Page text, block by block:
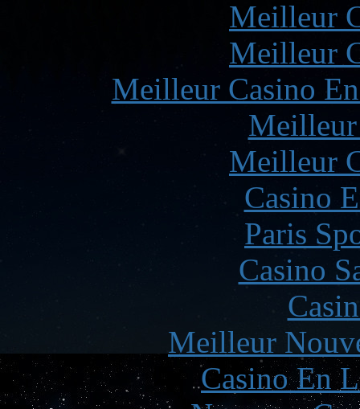
Meilleur
Meilleur
Meilleur Casino
Meilleur
Meilleur
Casino
Paris
Casino
Meilleur
Casino En